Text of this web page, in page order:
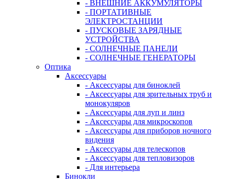
- ВНЕШНИЕ АККУМУЛЯТОРЫ
- ПОРТАТИВНЫЕ
ЭЛЕКТРОСТАНЦИИ
- ПУСКОВЫЕ ЗАРЯДНЫЕ
УСТРОЙСТВА
- СОЛНЕЧНЫЕ ПАНЕЛИ
- СОЛНЕЧНЫЕ ГЕНЕРАТОРЫ
Оптика
Аксессуары
- Аксессуары для биноклей
- Аксессуары для зрительных труб и
монокуляров
- Аксессуары для луп и линз
- Аксессуары для микроскопов
- Аксессуары для приборов ночного
видения
- Аксессуары для телескопов
- Аксессуары для тепловизоров
- Для интерьера
Бинокли